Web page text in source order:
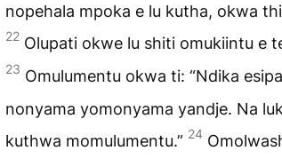
nopehala mpoka e lu kutha, okwa
22 Olupati okwe lu shiti omukiintu e
23 Omulumentu okwa ti: “Ndika
nonyama yomonyama yandje. Na
kuthwa momulumentu.” 24